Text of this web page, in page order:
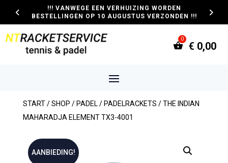
!!! VANWEGE EEN VERHUIZING WORDEN
BESTELLINGEN OP 10 AUGUSTUS VERZONDEN !!!
€ 0,00
START/SHOP / PADEL / PADELRACKETS / THE INDIAN
MAHARADJA ELEMENT TX3-4001
AANBIEDING!